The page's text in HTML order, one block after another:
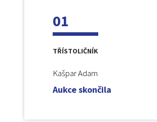
01
TŘÍSTOLIČNÍK
Kašpar Adam
Aukce skončila